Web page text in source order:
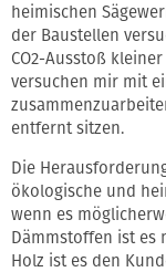
heimischen
der Baustellen
CO2-Ausstoß
versuchen mir mit
entfernt sitzen.
Die
ökologische und
wenn es
Dämmstoffen ist es
Holz ist es den